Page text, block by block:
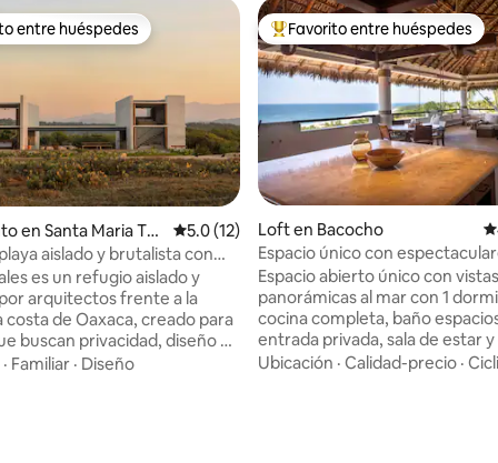
huéspedes preferido
entre huéspedes
en Santa Maria To
Calificación promedio: 5.0 de 5, 12 reseñas
5.0 (12)
aislado y brutalista con
es un refugio aislado y
arquitectos frente a la
costa de Oaxaca, creado para
buscan privacidad, diseño y
la naturaleza. Con una
· Familiar · Diseño
Favorito entre huéspedes
Favorito entre huéspedes
Loft en Bacocho
Espacio único con
al mar.
Espacio abierto único con vistas
panorámicas al mar con 1
cocina completa, baño
entrada privada, sala de estar y
wifi, cable. Ubicado en el
Ubicación · Calidad-precio ·